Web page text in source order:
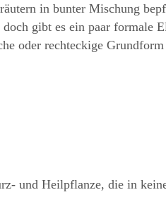
in bunter Mischung
gibt es ein paar formale
oder rechteckige
und Heilpflanze, die in